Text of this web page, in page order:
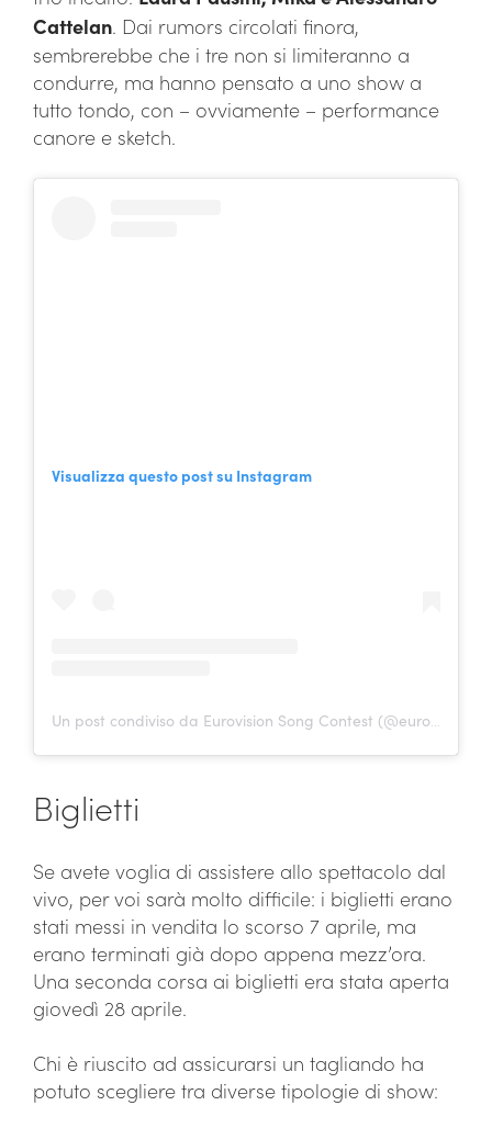
Cattelan. Dai rumors circolati finora,
sembrerebbe che i tre non si limiteranno a
condurre, ma hanno pensato a uno show a
tutto tondo, con – ovviamente – performance
canore e sketch.
Visualizza questo post su Instagram
Biglietti
Se avete voglia di assistere allo spettacolo dal
vivo, per voi sarà molto difficile: i biglietti erano
stati messi in vendita lo scorso 7 aprile, ma
erano terminati già dopo appena mezz’ora.
Una seconda corsa ai biglietti era stata aperta
giovedì 28 aprile.
Chi è riuscito ad assicurarsi un tagliando ha
potuto scegliere tra diverse tipologie di show: